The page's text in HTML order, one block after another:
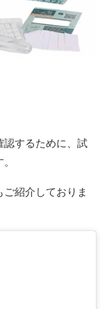
認するために、試
紹介しておりま